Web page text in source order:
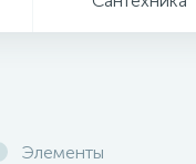
Элементы